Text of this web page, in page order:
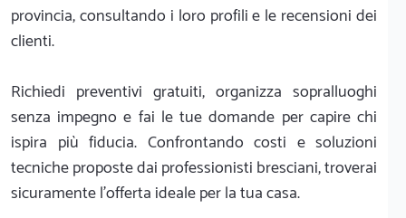
provincia, consultando i loro profili e le recensioni dei
clienti.
Richiedi preventivi gratuiti, organizza sopralluoghi
senza impegno e fai le tue domande per capire chi
ispira più fiducia. Confrontando costi e soluzioni
tecniche proposte dai professionisti bresciani, troverai
sicuramente l'offerta ideale per la tua casa.